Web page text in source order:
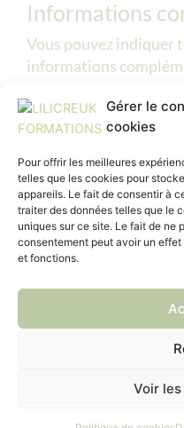
Gérer le
cookies
Pour offrir les meilleures
telles que les cookies pour
appareils. Le fait de consentir à
traiter des données telles que le
uniques sur ce site. Le fait de ne
consentement peut avoir un
et fonctions.
Voir
Informations
Vous pouvez indiquer
informations
Message